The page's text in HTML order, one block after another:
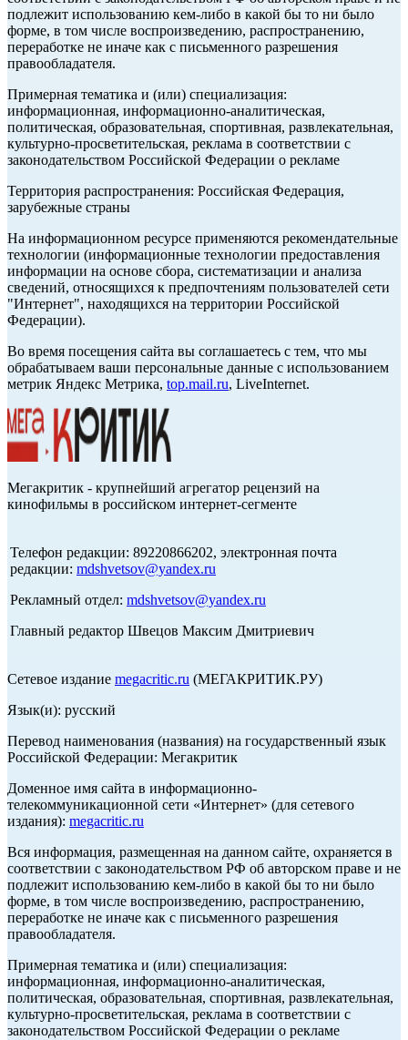
подлежит использованию кем-либо в какой бы то ни было
форме, в том числе воспроизведению, распространению,
переработке не иначе как с письменного разрешения
правообладателя.
Примерная тематика и (или) специализация:
информационная, информационно-аналитическая,
политическая, образовательная, спортивная, развлекательная,
культурно-просветительская, реклама в соответствии с
законодательством Российской Федерации о рекламе
Территория распространения: Российская Федерация,
зарубежные страны
На информационном ресурсе применяются рекомендательные
технологии (информационные технологии предоставления
информации на основе сбора, систематизации и анализа
сведений, относящихся к предпочтениям пользователей сети
"Интернет", находящихся на территории Российской
Федерации).
Во время посещения сайта вы соглашаетесь с тем, что мы
обрабатываем ваши персональные данные с использованием
метрик Яндекс Метрика, top.mail.ru, LiveInternet.
Мегакритик - крупнейший агрегатор рецензий на
кинофильмы в российском интернет-сегменте
Телефон редакции: 89220866202, электронная почта
редакции: mdshvetsov@yandex.ru
Рекламный отдел: mdshvetsov@yandex.ru
Главный редактор Швецов Максим Дмитриевич
Сетевое издание megacritic.ru (МЕГАКРИТИК.РУ)
Язык(и): русский
Перевод наименования (названия) на государственный язык
Российской Федерации: Мегакритик
Доменное имя сайта в информационно-
телекоммуникационной сети «Интернет» (для сетевого
издания): megacritic.ru
Вся информация, размещенная на данном сайте, охраняется в
соответствии с законодательством РФ об авторском праве и не
подлежит использованию кем-либо в какой бы то ни было
форме, в том числе воспроизведению, распространению,
переработке не иначе как с письменного разрешения
правообладателя.
Примерная тематика и (или) специализация:
информационная, информационно-аналитическая,
политическая, образовательная, спортивная, развлекательная,
культурно-просветительская, реклама в соответствии с
законодательством Российской Федерации о рекламе